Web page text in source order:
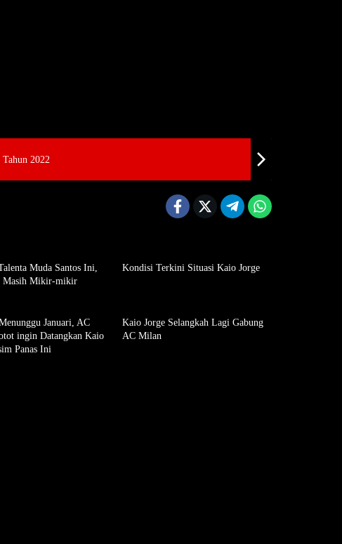
2022
Muda Santos Ini,
Masih Mikir-mikir
Kondisi Terkini Situasi Kaio Jorge
Januari, AC
ingin Datangkan Kaio
Panas Ini
Kaio Jorge Selangkah Lagi Gabung
AC Milan